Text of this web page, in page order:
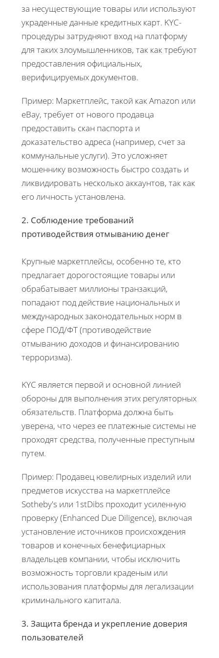
за несуществующие товары или используют
украденные данные кредитных карт. KYC-
процедуры затрудняют вход на платформу
для таких злоумышленников, так как требуют
предоставления официальных,
верифицируемых документов.
Пример: Маркетплейс, такой как Amazon или
eBay, требует от нового продавца
предоставить скан паспорта и
доказательство адреса (например, счет за
коммунальные услуги). Это усложняет
мошеннику возможность быстро создать и
ликвидировать несколько аккаунтов, так как
его личность установлена.
2. Соблюдение требований
противодействия отмыванию денег
Крупные маркетплейсы, особенно те, кто
предлагает дорогостоящие товары или
обрабатывает миллионы транзакций,
попадают под действие национальных и
международных законодательных норм в
сфере ПОД/ФТ (противодействие
отмыванию доходов и финансированию
терроризма).
KYC является первой и основной линией
обороны для выполнения этих регуляторных
обязательств. Платформа должна быть
уверена, что через ее платежные системы не
проходят средства, полученные преступным
путем.
Пример: Продавец ювелирных изделий или
предметов искусства на маркетплейсе
Sotheby's или 1stDibs проходит усиленную
проверку (Enhanced Due Diligence), включая
установление источников происхождения
товаров и конечных бенефициарных
владельцев компании, чтобы исключить
возможность торговли краденым или
использования платформы для легализации
криминального капитала.
3. Защита бренда и укрепление доверия
пользователей